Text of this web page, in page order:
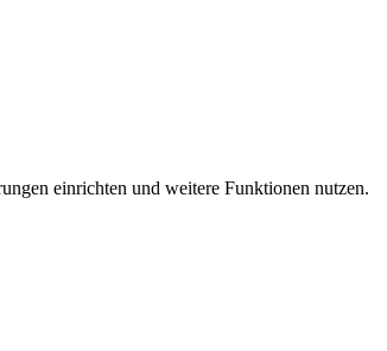
einrichten und weitere Funktionen nutzen.